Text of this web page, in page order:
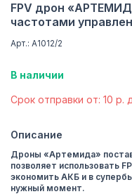
FPV дрон
частотами
Арт.: А1012/2
В наличии
Cрок отправки от: 10 р.
Описание
Дроны «Артемида»
позволяет использовать
экономить АКБ и в
нужный момент.